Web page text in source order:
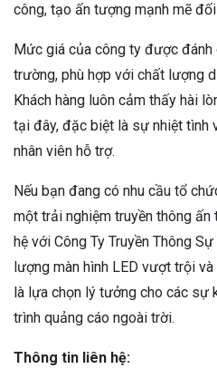
công, tạo ấn tượng mạnh mẽ
Mức giá của công ty được
trường, phù hợp với chất lượng
Khách hàng luôn cảm thấy hài
tại đây, đặc biệt là sự nhiệt tình
nhân viên hỗ trợ.
Nếu bạn đang có nhu cầu tổ
một trải nghiệm truyền thông
hệ với Công Ty Truyền Thông
lượng màn hình LED vượt trội
là lựa chọn lý tưởng cho các sự
trình quảng cáo ngoài trời.
Thông tin liên hệ: